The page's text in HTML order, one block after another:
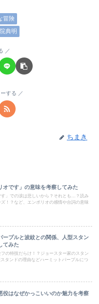
冒険
典明
する
ちまき
オです」の意味を考察してみた
す」での涙は悲しいから？それとも…？読み
！？など、エンポリオの感情や台詞の意味
ープルと波紋との関係、人型スタン
てみた
の特技だらけ！？ジョースター家のスタン
タンドの理由などハーミットパープルにつ
役はなぜかっこいいのか魅力を考察